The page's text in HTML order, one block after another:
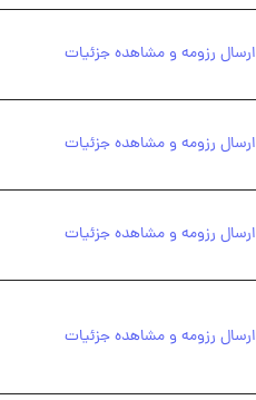
ارسال رزومه و مشاهده جزئیات
ارسال رزومه و مشاهده جزئیات
ارسال رزومه و مشاهده جزئیات
ارسال رزومه و مشاهده جزئیات